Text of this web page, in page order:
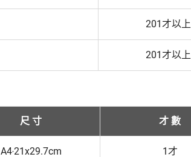
201才以上
201才以上
尺 寸 才 數
A4‧21x29.7cm 1才